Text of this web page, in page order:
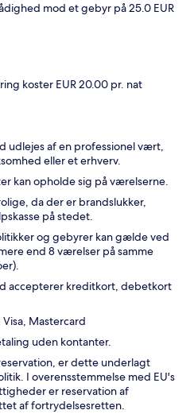
mod et gebyr på 25.0 EUR
koster EUR 20.00 pr. nat
udlejes af en professionel vært,
eller et erhverv.
kan opholde sig på værelserne.
da der er brandslukker,
på stedet.
og gebyrer kan gælde ved
end 8 værelser på samme
accepterer kreditkort, debetkort
Mastercard
uden kontanter.
er dette underlagt
I overensstemmelse med EU's
er reservation af
af fortrydelsesretten.